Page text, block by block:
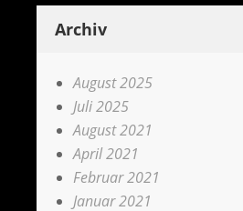
Archiv
August 2025
Juli 2025
August 2021
April 2021
Februar 2021
Januar 2021